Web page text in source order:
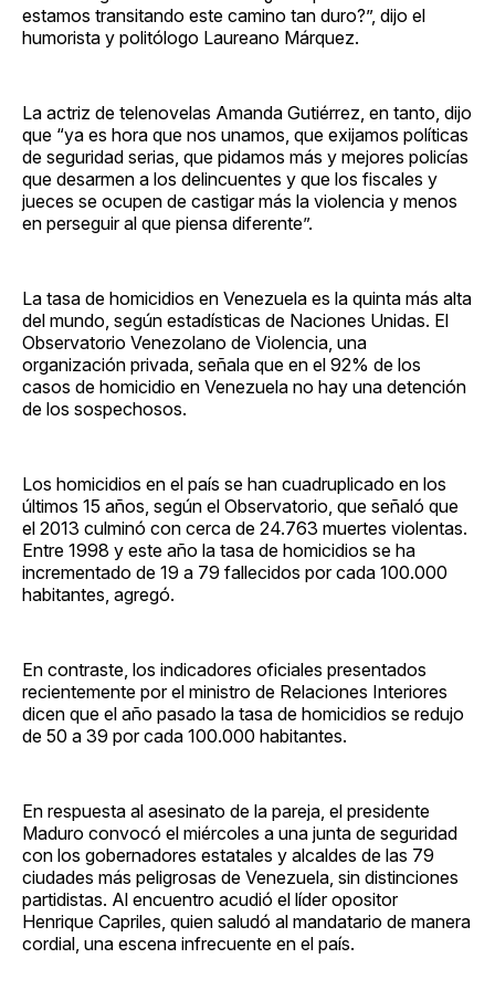
estamos transitando este camino tan duro?”, dijo el
humorista y politólogo Laureano Márquez.
La actriz de telenovelas Amanda Gutiérrez, en tanto, dijo
que “ya es hora que nos unamos, que exijamos políticas
de seguridad serias, que pidamos más y mejores policías
que desarmen a los delincuentes y que los fiscales y
jueces se ocupen de castigar más la violencia y menos
en perseguir al que piensa diferente”.
La tasa de homicidios en Venezuela es la quinta más alta
del mundo, según estadísticas de Naciones Unidas. El
Observatorio Venezolano de Violencia, una
organización privada, señala que en el 92% de los
casos de homicidio en Venezuela no hay una detención
de los sospechosos.
Los homicidios en el país se han cuadruplicado en los
últimos 15 años, según el Observatorio, que señaló que
el 2013 culminó con cerca de 24.763 muertes violentas.
Entre 1998 y este año la tasa de homicidios se ha
incrementado de 19 a 79 fallecidos por cada 100.000
habitantes, agregó.
En contraste, los indicadores oficiales presentados
recientemente por el ministro de Relaciones Interiores
dicen que el año pasado la tasa de homicidios se redujo
de 50 a 39 por cada 100.000 habitantes.
En respuesta al asesinato de la pareja, el presidente
Maduro convocó el miércoles a una junta de seguridad
con los gobernadores estatales y alcaldes de las 79
ciudades más peligrosas de Venezuela, sin distinciones
partidistas. Al encuentro acudió el líder opositor
Henrique Capriles, quien saludó al mandatario de manera
cordial, una escena infrecuente en el país.